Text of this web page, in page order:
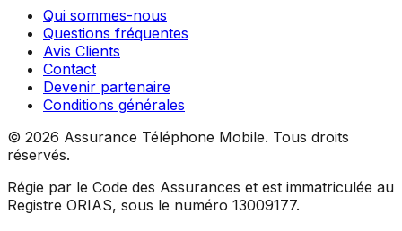
Qui sommes-nous
Questions fréquentes
Avis Clients
Contact
Devenir partenaire
Conditions générales
© 2026 Assurance Téléphone Mobile. Tous droits
réservés.
Régie par le Code des Assurances et est immatriculée au
Registre ORIAS, sous le numéro 13009177.